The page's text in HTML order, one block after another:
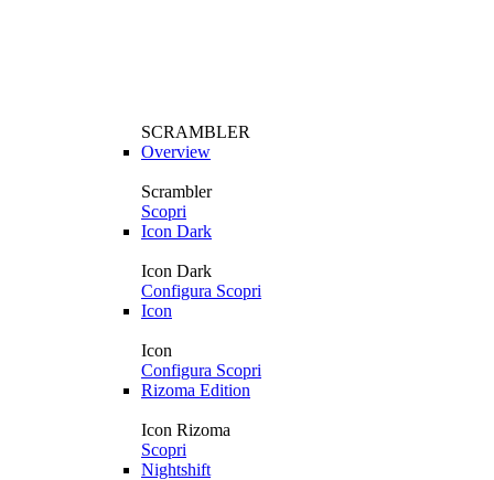
SCRAMBLER
Overview
Scrambler
Scopri
Icon Dark
Icon Dark
Configura Scopri
Icon
Icon
Configura Scopri
Rizoma Edition
Icon Rizoma
Scopri
Nightshift